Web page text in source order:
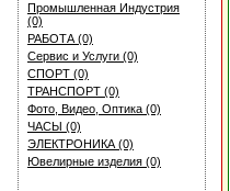
Промышленная Индустрия
(0)
РАБОТА (0)
Сервис и Услуги (0)
СПОРТ (0)
ТРАНСПОРТ (0)
Фото, Видео, Оптика (0)
ЧАСЫ (0)
ЭЛЕКТРОНИКА (0)
Ювелирные изделия (0)